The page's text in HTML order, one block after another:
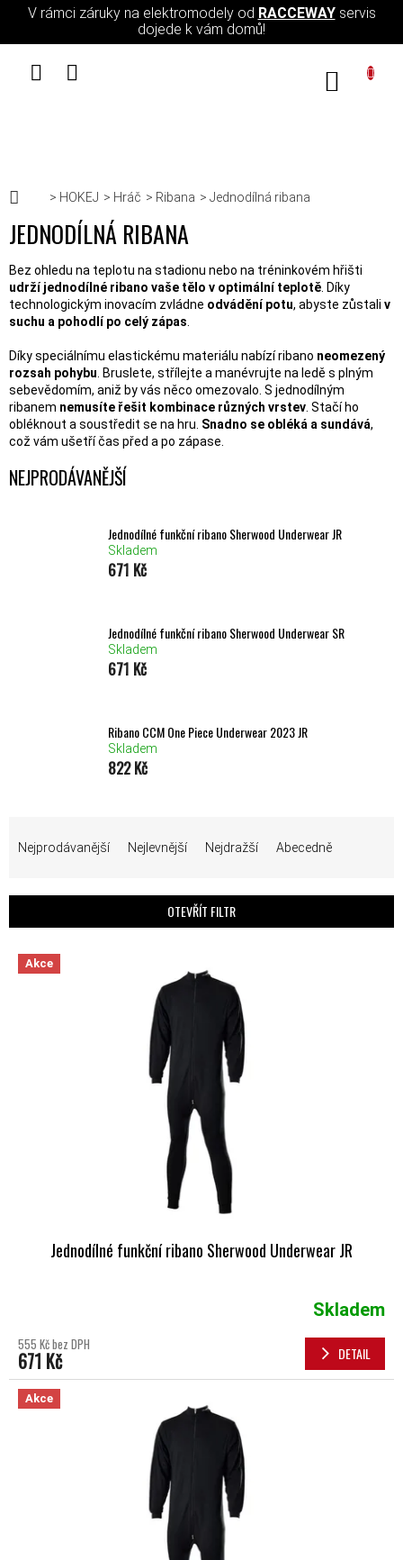
Přejít na obsah
V rámci záruky na elektromodely od RACCEWAYservis
dojede k vám domů!
Domů
HOKEJ Hráč Ribana Jednodílná ribana
JEDNODÍLNÁ RIBANA
Bez ohledu na teplotu na stadionu nebo na tréninkovém hřišti
udrží jednodílné ribano vaše tělo v optimální teplotě. Díky
technologickým inovacím zvládne odvádění potu, abyste zůstali v
suchu a pohodlí po celý zápas.
Díky speciálnímu elastickému materiálu nabízí ribano neomezený
rozsah pohybu. Bruslete, střílejte a manévrujte na ledě s plným
sebevědomím, aniž by vás něco omezovalo. S jednodílným
ribanem nemusíte řešit kombinace různých vrstev. Stačí ho
obléknout a soustředit se na hru. Snadno se obléká a sundává,
což vám ušetří čas před a po zápase.
NEJPRODÁVANĚJŠÍ
Jednodílné funkční ribano Sherwood Underwear JR
Skladem
671 Kč
Jednodílné funkční ribano Sherwood Underwear SR
Skladem
671 Kč
Ribano CCM One Piece Underwear 2023 JR
Skladem
822 Kč
Nejprodávanější Nejlevnější Nejdražší Abecedně
OTEVŘÍT FILTR
VÝPIS PRODUKTŮ
Akce
Jednodílné funkční ribano Sherwood Underwear JR
Skladem
555 Kč bez DPH
671 Kč DETAIL
Akce